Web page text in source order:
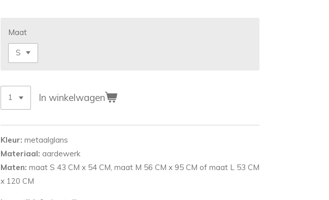
Maat
In winkelwagen
Kleur: metaalglans
Materiaal: aardewerk
Maten: maat S 43 CM x 54 CM, maat M 56 CM x 95 CM of maat L 53 CM
x 120 CM